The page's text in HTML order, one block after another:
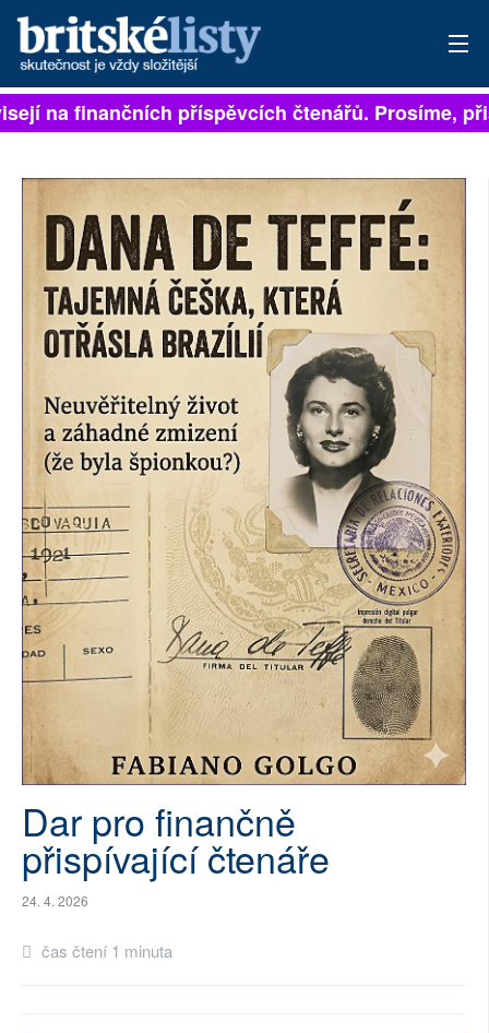
PŘIHLÁSIT
ARCHIV
ROZHOVORY
TÉMATA
NEJČTENĚJŠÍ ZA 7 DNÍ
AUTOŘI
PŘÍSPĚVKY NA PROVOZ
SOCIÁLNÍ SÍTĚ
RUBRIKY
PLNÁ VERZE STRÁNEK
na finančních příspěvcích čtenářů. Prosíme,
Dar pro finančně
přispívající čtenáře
24. 4. 2026
čas čtení 1 minuta